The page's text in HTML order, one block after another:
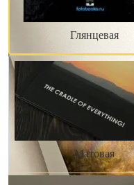
Глянцевая
Матовая